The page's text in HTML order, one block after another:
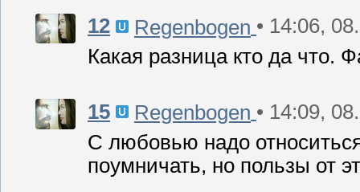
12 Regenbogen • 14:06,
Какая разница кто да что.
15 Regenbogen • 14:09,
С любовью надо
поумничать, но пользы от